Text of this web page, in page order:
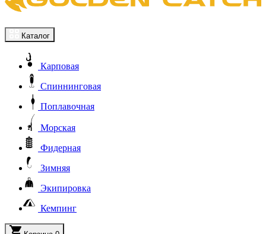
Каталог
Карповая
Спиннинговая
Поплавочная
Морская
Фидерная
Зимняя
Экипировка
Кемпинг